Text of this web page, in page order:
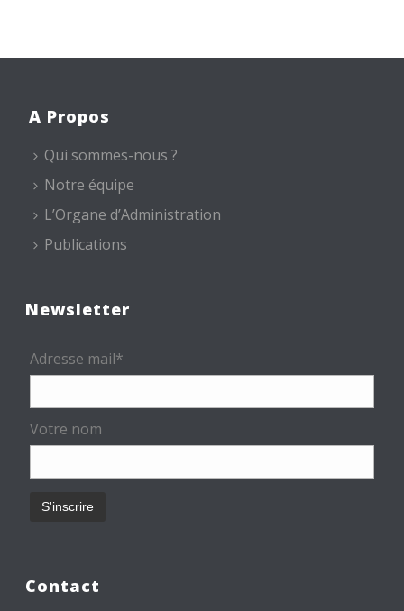
A Propos
Qui sommes-nous ?
Notre équipe
L’Organe d’Administration
Publications
Newsletter
Adresse mail*
Votre nom
Contact